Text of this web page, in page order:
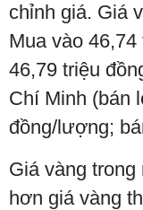
chỉnh giá. Giá
Mua vào
46,79 triệu
Chí Minh (bán
đồng/lượng;
Giá vàng
hơn giá vàng